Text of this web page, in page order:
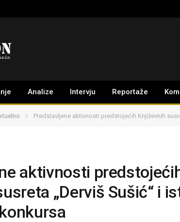
Analize Intervju Reportaže
» Predstavljene aktivnosti predstojećih Književnih
aktivnosti
„Derviš Sušić“ i